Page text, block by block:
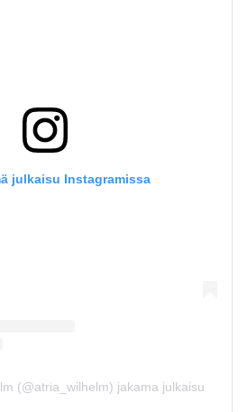
julkaisu Instagramissa
(@atria_wilhelm) jakama julkaisu